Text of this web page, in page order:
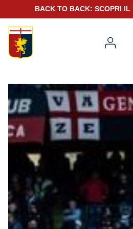
Prima squadra
Prima squadra
Genoa for Special
Kit Gara 2026/27
Training
Rappresentanza
Kit Gara 25/26
BACK TO BACK: SCOPRI IL